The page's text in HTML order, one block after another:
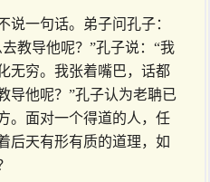
说一句话。弟子问孔子：
教导他呢？”孔子说：“我
无穷。我张着嘴巴，话都
导他呢？”孔子认为老聃已
。面对一个得道的人，任
后天有形有质的道理，如